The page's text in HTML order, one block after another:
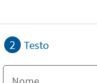
2 Testo